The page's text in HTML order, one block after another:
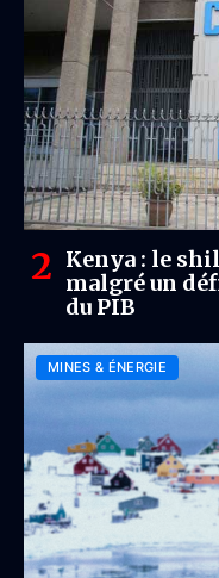
Kenya : le
malgré un
du PIB
MINES & ÉNERGIE